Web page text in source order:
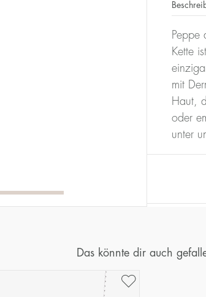
Peppe
Kette
mit
Haut,
oder
unter
Das könnte dir auch